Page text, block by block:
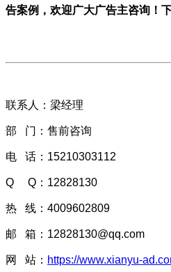
告案例，欢迎广大广告主咨询！
联系人：梁经理
部 门：售前咨询
电 话：15210303112
Q Q： 12828130
热 线：4009602809
邮 箱： 12828130@qq.com
网 站： https://www.xianyu-